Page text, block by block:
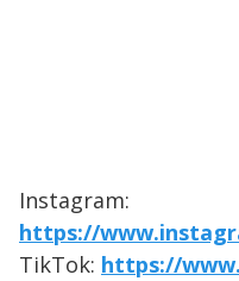
Instagram:
https://
TikTok: https://